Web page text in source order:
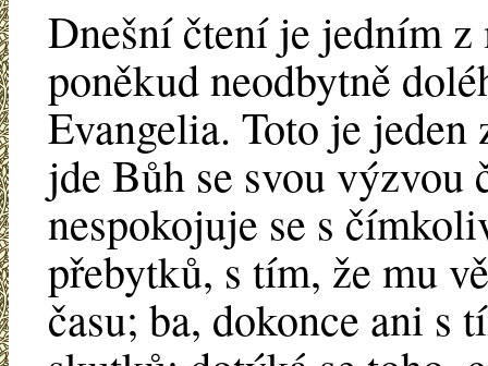
Dnešní čtení je jedním
poněkud neodbytně
Evangelia. Toto je
jde Bůh se svou výzvou
nespokojuje se s
přebytků, s tím, že mu
času; ba, dokonce ani s